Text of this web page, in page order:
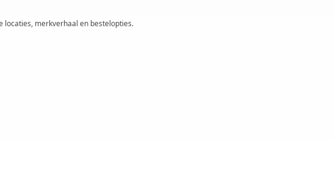
locaties, merkverhaal en bestelopties.